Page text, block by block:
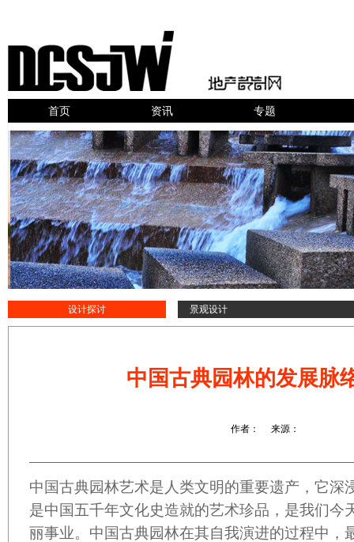
首页 资讯 专题
景观设计
设计探讨
中国古典园林的发展脉
作者： 来源：
中国古典园林艺术是人类文明的重要遗产，它深
是中国五千年文化史造就的艺术珍品，是我们今
丽事业。中国古典园林在其自我演进的过程中，